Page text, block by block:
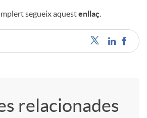
segueix aquestenllaç.
relacionades